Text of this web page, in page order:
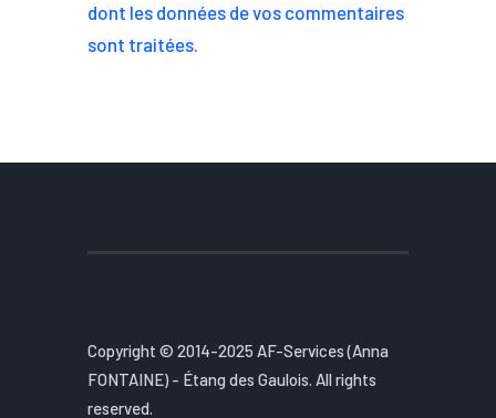
dont les données de vos commentaires
sont traitées.
Copyright © 2014-2025 AF-Services (Anna
FONTAINE) - Étang des Gaulois. All rights
reserved.